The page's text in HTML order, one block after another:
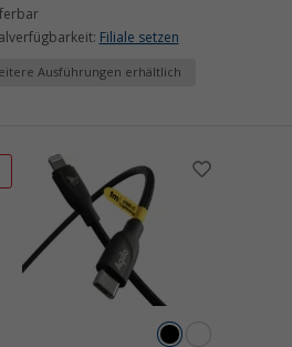
Filiale setzen
Ausführungen erhältlich